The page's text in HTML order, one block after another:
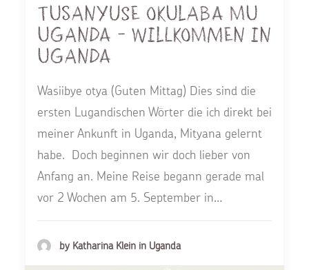
Tusanyuse okulaba mu
Uganda - Willkommen in
Uganda
Wasiibye otya (Guten Mittag) Dies sind die
ersten Lugandischen Wörter die ich direkt bei
meiner Ankunft in Uganda, Mityana gelernt
habe. Doch beginnen wir doch lieber von
Anfang an. Meine Reise begann gerade mal
vor 2 Wochen am 5. September in…
by Katharina Klein in Uganda